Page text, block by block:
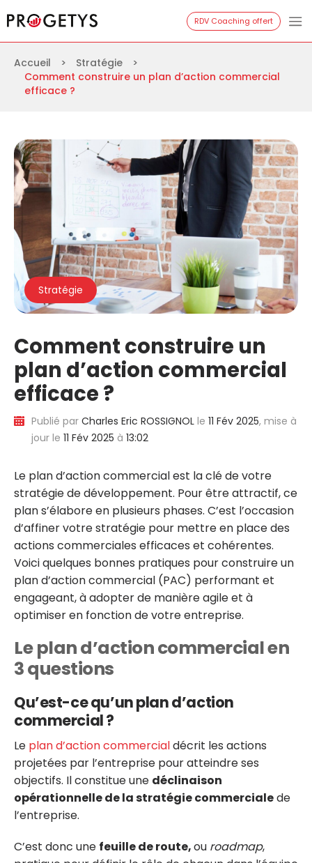
au
contenu
RDV Coaching offert
Accueil > Stratégie
>
Comment construire un plan d’action commercial
efficace ?
Stratégie
Comment construire un
plan d’action commercial
efficace ?
Publié par Charles Eric ROSSIGNOL le 11 Fév 2025, mise à
jour le 11 Fév 2025 à 13:02
Le plan d’action commercial est la clé de votre
stratégie de développement. Pour être attractif, ce
plan s’élabore en plusieurs phases. C’est l’occasion
d’affiner votre stratégie pour mettre en place des
actions commerciales efficaces et cohérentes.
Voici quelques bonnes pratiques pour construire un
plan d’action commercial (PAC) performant et
engageant, à adopter de manière agile et à
optimiser en fonction de votre entreprise.
Le plan d’action commercial en
3 questions
Qu’est-ce qu’un plan d’action
commercial ?
Le plan d’action commercialdécrit les actions
projetées par l’entreprise pour atteindre ses
objectifs. Il constitue une déclinaison
opérationnelle de la stratégie commercialede
l’entreprise.
C’est donc une feuille de route,ou roadmap,